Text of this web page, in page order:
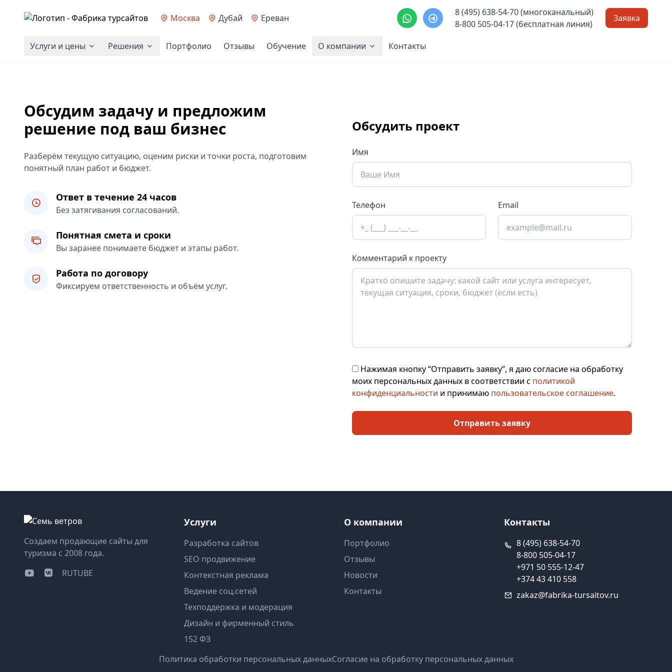
Москва Дубай Ереван
8 (495) 638-54-70 (многоканальный)
8-800 505-04-17 (бесплатная линия)
Заявка
Услуги и цены Решения Портфолио Отзывы Обучение О компании Контакты
Обсудим задачу и предложим
решение под ваш бизнес
Разберём текущую ситуацию, оценим риски и точки роста, подготовим
понятный план работ и бюджет.
Ответ в течение 24 часов
Без затягивания согласований.
Понятная смета и сроки
Вы заранее понимаете бюджет и этапы работ.
Работа по договору
Фиксируем ответственность и объём услуг.
Обсудить проект
Имя
Телефон Email
Комментарий к проекту
Нажимая кнопку “Отправить заявку”, я даю согласие на обработку
моих персональных данных в соответствии с политикой
конфиденциальности и принимаю пользовательское соглашение.
Отправить заявку
Создаем продающие сайты для
туризма с 2008 года.
RUTUBE
Услуги
Разработка сайтов
SEO продвижение
Контекстная реклама
Ведение соц.сетей
Техподдержка и модерация
Дизайн и фирменный стиль
152 ФЗ
О компании
Портфолио
Отзывы
Новости
Контакты
Контакты
8 (495) 638-54-70
8-800 505-04-17
+971 50 555-12-47
+374 43 410 558
zakaz@fabrika-tursaitov.ru
Политика обработки персональных данныхСогласие на обработку персональных данных